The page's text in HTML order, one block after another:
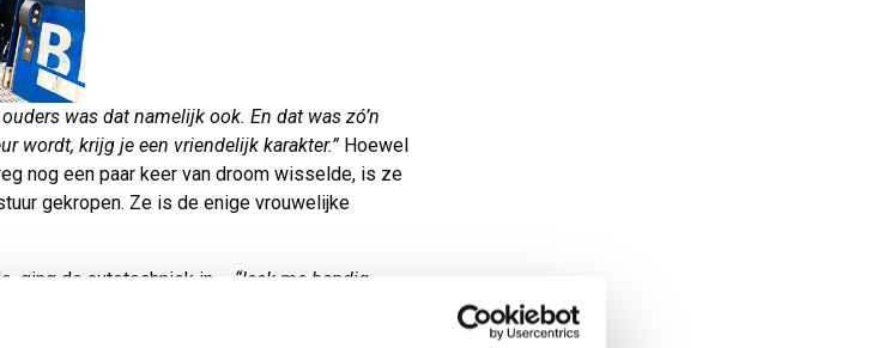
was dat namelijk ook. En dat was zó’n
wordt, krijg je een vriendelijk karakter.” Hoewel
nog een paar keer van droom wisselde, is ze
gekropen. Ze is de enige vrouwelijke
ging de autotechniek in – “leek me handig